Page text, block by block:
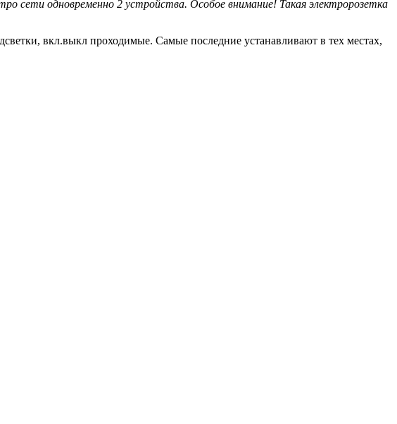
сети одновременно 2 устройства. Особое внимание! Такая электророзетка
вкл.выкл проходимые. Самые последние устанавливают в тех местах,